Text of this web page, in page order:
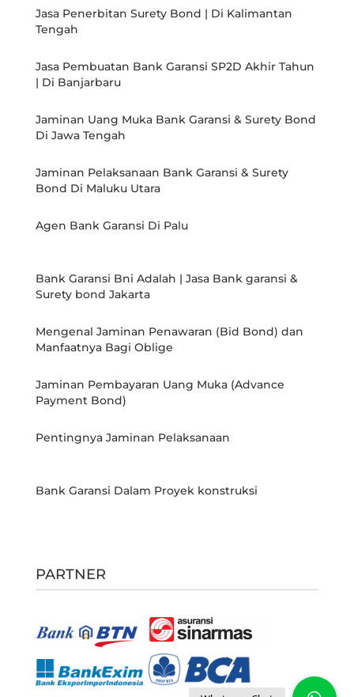
Jasa Penerbitan Surety Bond | Di Kalimantan
Tengah
Jasa Pembuatan Bank Garansi SP2D Akhir Tahun
| Di Banjarbaru
Jaminan Uang Muka Bank Garansi & Surety Bond
Di Jawa Tengah
Jaminan Pelaksanaan Bank Garansi & Surety
Bond Di Maluku Utara
Agen Bank Garansi Di Palu
Bank Garansi Bni Adalah | Jasa Bank garansi &
Surety bond Jakarta
Mengenal Jaminan Penawaran (Bid Bond) dan
Manfaatnya Bagi Oblige
Jaminan Pembayaran Uang Muka (Advance
Payment Bond)
Pentingnya Jaminan Pelaksanaan
Bank Garansi Dalam Proyek konstruksi
PARTNER